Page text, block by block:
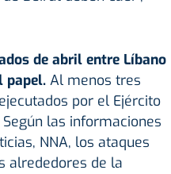
de abril entre Líbano
papel.Al menos tres
por el Ejército
las informaciones
NNA, los ataques
alrededores de la